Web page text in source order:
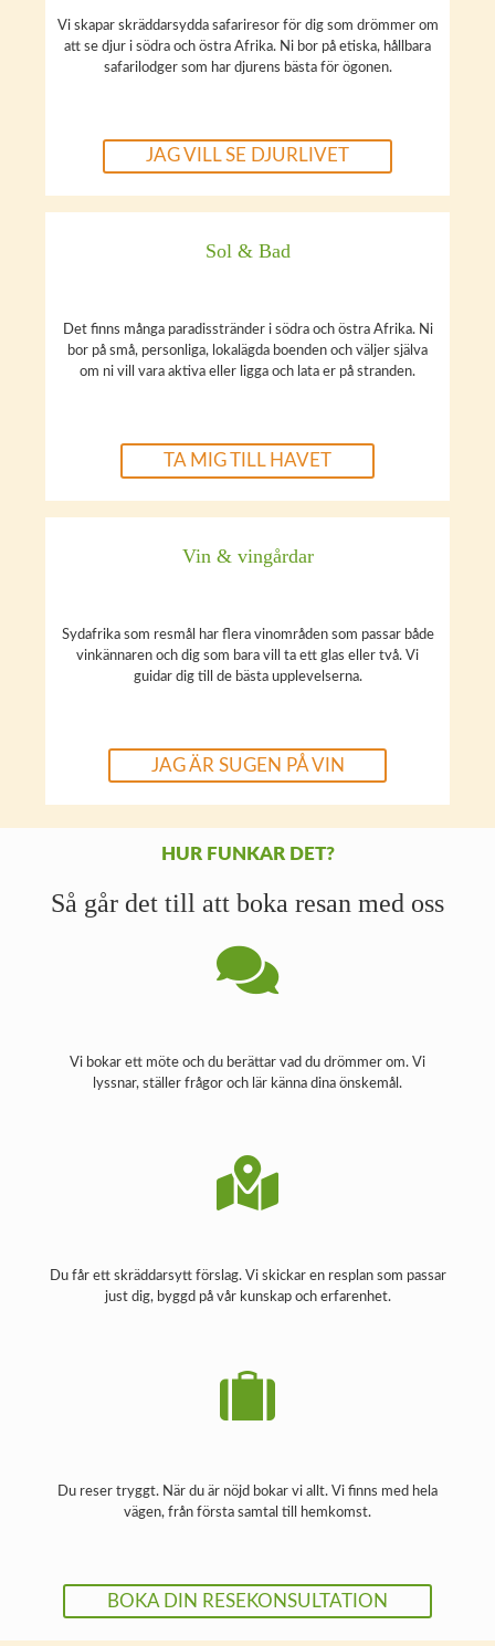
Vi skapar skräddarsydda safariresor för dig som drömmer om
att se djur i södra och östra Afrika. Ni bor på etiska, hållbara
safarilodger som har djurens bästa för ögonen.
JAG VILL SE DJURLIVET
Sol & Bad
Det finns många paradisstränder i södra och östra Afrika. Ni
bor på små, personliga, lokalägda boenden och väljer själva
om ni vill vara aktiva eller ligga och lata er på stranden.
TA MIG TILL HAVET
Vin & vingårdar
Sydafrika som resmål har flera vinområden som passar både
vinkännaren och dig som bara vill ta ett glas eller två. Vi
guidar dig till de bästa upplevelserna.
JAG ÄR SUGEN PÅ VIN
HUR FUNKAR DET?
Så går det till att boka resan med oss
Vi bokar ett möte och du berättar vad du drömmer om. Vi
lyssnar, ställer frågor och lär känna dina önskemål.
Du får ett skräddarsytt förslag. Vi skickar en resplan som passar
just dig, byggd på vår kunskap och erfarenhet.
Du reser tryggt. När du är nöjd bokar vi allt. Vi finns med hela
vägen, från första samtal till hemkomst.
BOKA DIN RESEKONSULTATION